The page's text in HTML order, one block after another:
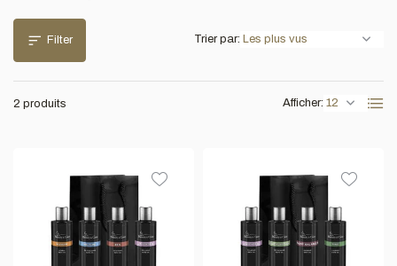
Filter
2 produits Afficher:
Trier par: